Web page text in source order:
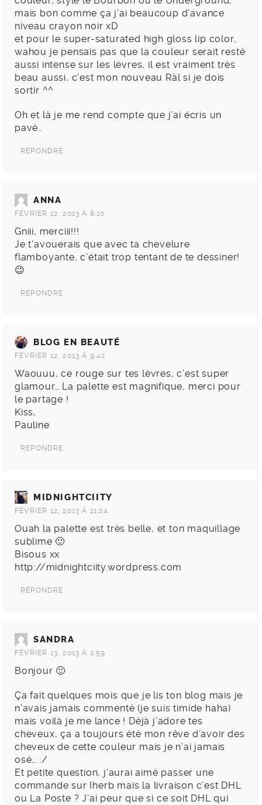
mais bon comme ça j’ai beaucoup d’avance
niveau crayon noir xD
et pour le super-saturated high gloss lip color,
wahou je pensais pas que la couleur serait resté
aussi intense sur les lèvres, il est vraiment très
beau aussi, c’est mon nouveau Ràl si je dois
sortir ^^
Oh et là je me rend compte que j’ai écris un
pavé…
RÉPONDRE
ANNA
FÉVRIER 12, 2013 À 8:10
Gniii, merciii!!!
Je t’avouerais que avec ta chevelure
flamboyante, c’était trop tentant de te dessiner!
😉
RÉPONDRE
BLOG EN BEAUTÉ
FÉVRIER 12, 2013 À 9:42
Waouuu, ce rouge sur tes lèvres, c’est super
glamour… La palette est magnifique, merci pour
le partage !
Kiss,
Pauline
RÉPONDRE
MIDNIGHTCIITY
FÉVRIER 12, 2013 À 11:24
Ouah la palette est très belle, et ton maquillage
sublime 🙂
Bisous xx
http://midnightciity.wordpress.com
RÉPONDRE
SANDRA
FÉVRIER 13, 2013 À 2:59
Bonjour 🙂
Ça fait quelques mois que je lis ton blog mais je
n’avais jamais commenté (je suis timide haha)
mais voilà je me lance ! Déjà j’adore tes
cheveux, ça a toujours été mon rêve d’avoir des
cheveux de cette couleur mais je n’ai jamais
osé… :/
Et petite question, j’aurai aimé passer une
commande sur Iherb mais la livraison c’est DHL
ou La Poste ? J’ai peur que si ce soit DHL qui